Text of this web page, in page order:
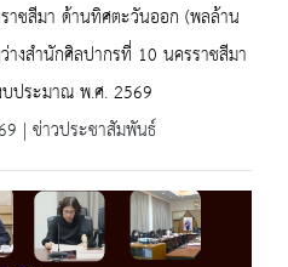
าชสีมา ด้านทิศตะวันออก (พลล้าน
งสำนักศิลปากรที่ 10 นครราชสีมา
ประมาณ พ.ศ. 2569
| ข่าวประชาสัมพันธ์